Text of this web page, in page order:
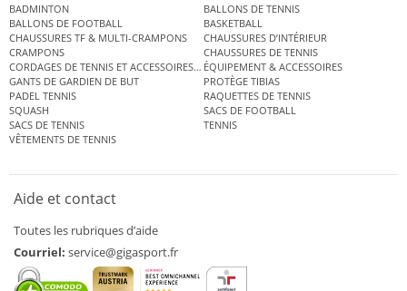
BADMINTON
BALLONS DE TENNIS
BALLONS DE FOOTBALL
BASKETBALL
CHAUSSURES TF & MULTI-CRAMPONS
CHAUSSURES D’INTÉRIEUR
CRAMPONS
CHAUSSURES DE TENNIS
CORDAGES DE TENNIS ET ACCESSOIRES DE TENNISÉQUIPEMENT & ACCESSOIRES
GANTS DE GARDIEN DE BUT
PROTÈGE TIBIAS
PADEL TENNIS
RAQUETTES DE TENNIS
SQUASH
SACS DE FOOTBALL
SACS DE TENNIS
TENNIS
VÊTEMENTS DE TENNIS
Aide et contact
Toutes les rubriques d’aide
Courriel: service@gigasport.fr